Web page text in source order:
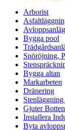
Arborist
Bygga pool
Snöröjning,
Bygga altan
Markarbeten
Dränering
Gjuter
Installera
Byta